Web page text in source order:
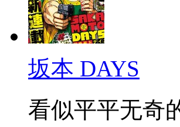
坂本 DAYS
看似平平无奇